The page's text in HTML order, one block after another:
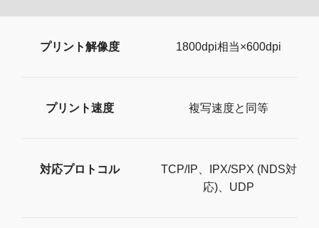
プリント解像度 1800dpi相当×600dpi
プリント速度 複写速度と同等
対応プロトコル
TCP/IP、IPX/SPX (NDS対
応)、UDP